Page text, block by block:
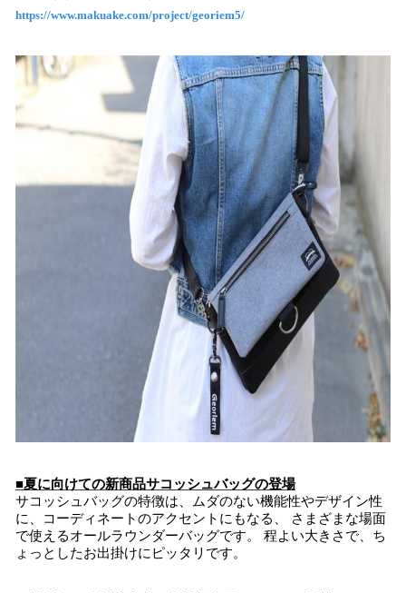
込
中
で
す
https://www.makuake.com/project/georiem5/
■夏に向けての新商品サコッシュバッグの登場
サコッシュバッグの特徴は、ムダのない機能性やデザイン性
に、コーディネートのアクセントにもなる、 さまざまな場面
で使えるオールラウンダーバッグです。 程よい大きさで、ち
ょっとしたお出掛けにピッタリです。